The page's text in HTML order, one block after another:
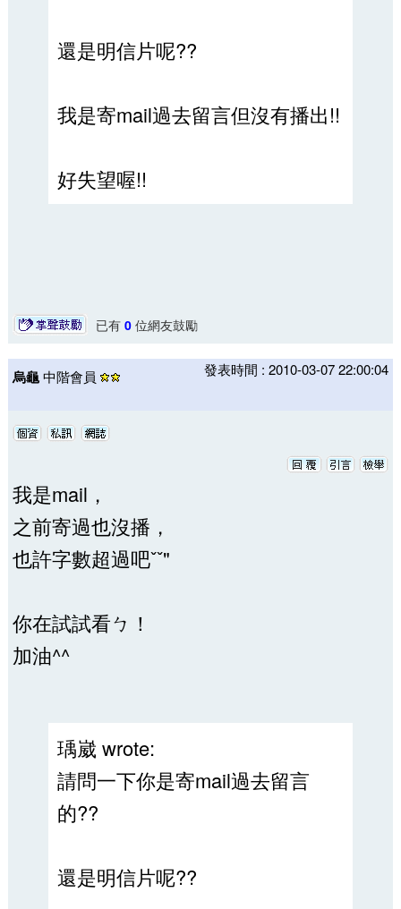
還是明信片呢??
我是寄mail過去留言但沒有播出!!
好失望喔!!
已有 0位網友鼓勵
烏龜中階會員 發表時間 : 2010-03-07 22:00:04
我是mail，
之前寄過也沒播，
也許字數超過吧ˇˇ"
你在試試看ㄅ！
加油^^
瑀崴 wrote:
請問一下你是寄mail過去留言
的??
還是明信片呢??